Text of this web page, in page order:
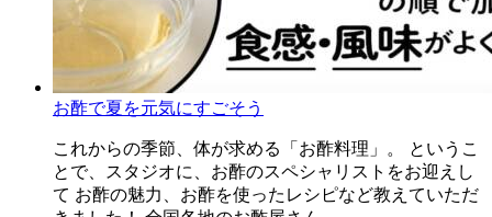
お酢で夏を元気にすごそう
これからの季節、体が求める「お酢料理」。 というこ
とで、スタジオに、お酢のスペシャリストをお迎えし
て お酢の魅力、お酢を使ったレシピなど教えていただ